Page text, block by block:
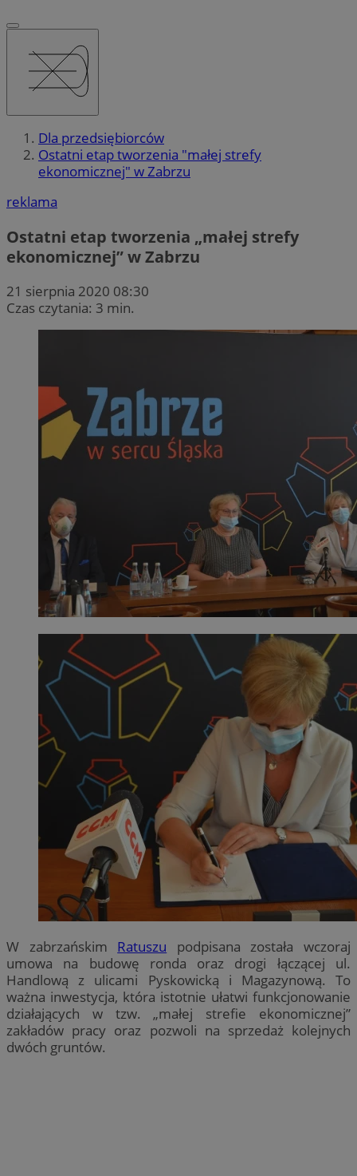
Dla przedsiębiorców
Ostatni etap tworzenia "małej strefy
ekonomicznej" w Zabrzu
reklama
Ostatni etap tworzenia „małej strefy
ekonomicznej” w Zabrzu
21 sierpnia 2020 08:30
Czas czytania: 3 min.
W zabrzańskim Ratuszu podpisana została wczoraj
umowa na budowę ronda oraz drogi łączącej ul.
Handlową z ulicami Pyskowicką i Magazynową. To
ważna inwestycja, która istotnie ułatwi funkcjonowanie
działających w tzw. „małej strefie ekonomicznej”
zakładów pracy oraz pozwoli na sprzedaż kolejnych
dwóch gruntów.